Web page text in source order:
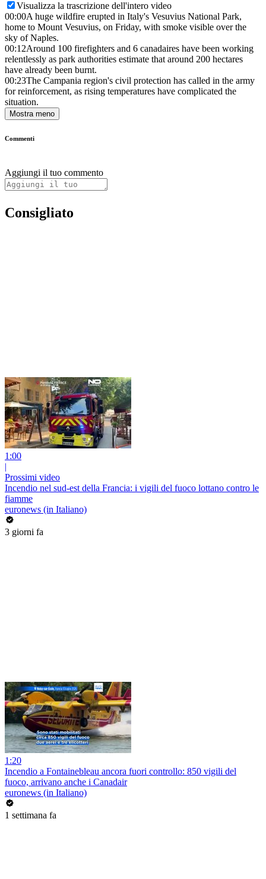
Visualizza la trascrizione dell'intero video
00:00A huge wildfire erupted in Italy's Vesuvius National Park,
home to Mount Vesuvius, on Friday, with smoke visible over the
sky of Naples.
00:12Around 100 firefighters and 6 canadaires have been working
relentlessly as park authorities estimate that around 200 hectares
have already been burnt.
00:23The Campania region's civil protection has called in the army
for reinforcement, as rising temperatures have complicated the
situation.
Mostra meno
Commenti
Aggiungi il tuo commento
Consigliato
1:00
|
Prossimi video
Incendio nel sud-est della Francia: i vigili del fuoco lottano contro le
fiamme
euronews (in Italiano)
3 giorni fa
1:20
Incendio a Fontainebleau ancora fuori controllo: 850 vigili del
fuoco, arrivano anche i Canadair
euronews (in Italiano)
1 settimana fa